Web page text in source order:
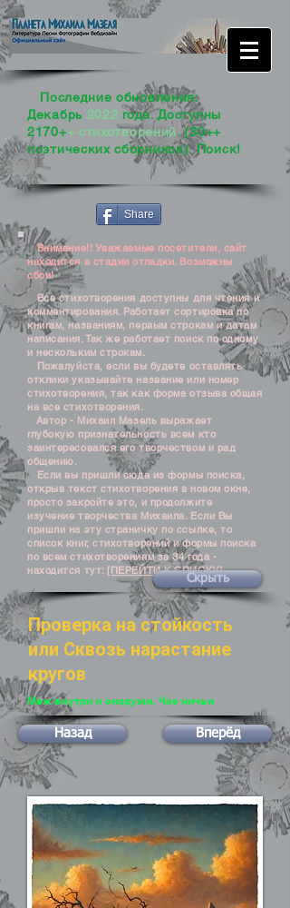
Последние обновления:
Декабрь2022 года. Доступны
2170++ стихотворений. (30++
поэтических сборников). Поиск!
Share
Внимание!! Уважаемые посетители, сайт
находится в стадии отладки. Возможны
сбои!
Все стихотворения доступны для чтения и
комментирования. Работает сортировка по
книгам, названиям, первым строкам и датам
написания. Так же работает поиск по одному
и нескольким строкам.
Пожалуйста, если вы будете оставлять
отклики указывайте название или номер
стихотворения, так как форма отзыва общая
на все стихотворения.
Автор - Михаил Мазель выражает
глубокую признательность всем кто
заинтересовался его творчеством и рад
общению.
Если вы пришли сюда из формы поиска,
открыв текст стихотворения в новом окне,
просто закройте это, и продолжите
изучение творчества Михаила. Если Вы
пришли на эту страничку по ссылке, то
список книг, стихотворений и формы поиска
по всем стихотворениям за 34 года -
находится тут: [ПЕРЕЙТИ К СПИСКУ]
Скрыть
Проверка на стойкость
или Сквозь нарастание
кругов
Меж внутри и снаружи. Час ничьи
Назад Вперёд